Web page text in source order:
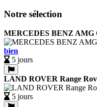
Notre sélection
MERCEDES BENZ AMG
bien
5 jours
LAND ROVER Range
5 jours